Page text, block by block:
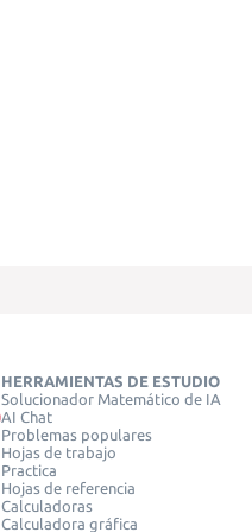
HERRAMIENTAS DE ESTUDIO
Solucionador Matemático de IA
AI Chat
Problemas populares
Hojas de trabajo
Practica
Hojas de referencia
Calculadoras
Calculadora gráfica